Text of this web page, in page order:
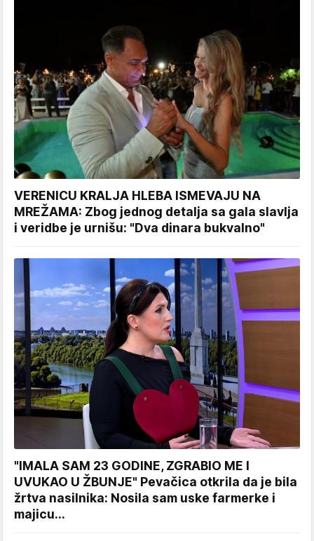
VERENICU KRALJA HLEBA ISMEVAJU NA
MREŽAMA: Zbog jednog detalja sa gala slavlja
i veridbe je urnišu: "Dva dinara bukvalno"
"IMALA SAM 23 GODINE, ZGRABIO ME I
UVUKAO U ŽBUNJE" Pevačica otkrila da je bila
žrtva nasilnika: Nosila sam uske farmerke i
majicu...